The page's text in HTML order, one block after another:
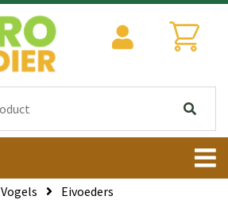
Vogels
Eivoeders